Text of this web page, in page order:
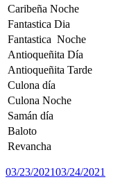
Caribeña Noche
Fantastica Dia
Fantastica Noche
Antioqueñita Día
Antioqueñita Tarde
Culona día
Culona Noche
Samán día
Baloto
Revancha
Publicado
03/23/202103/24/2021